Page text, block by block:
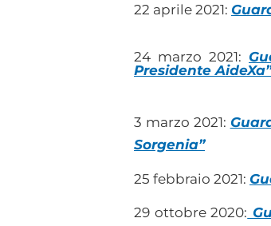
22 aprile 2021:
24 marzo 2021:
Presidente AideXa”
3 marzo 2021:
Sorgenia”
25 febbraio 2021:
29 ottobre 2020: